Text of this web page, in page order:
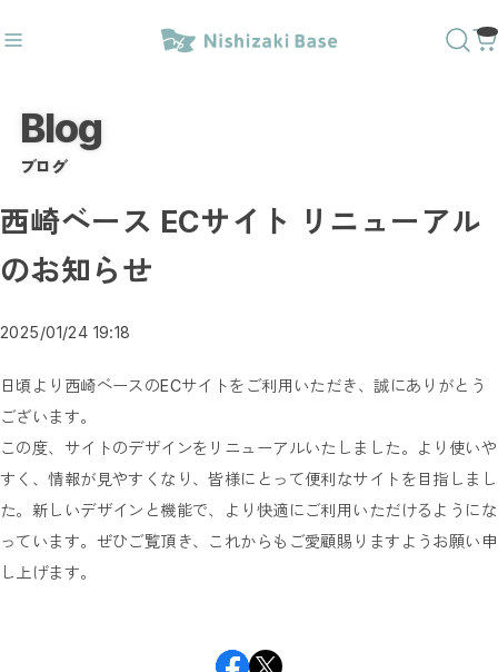
〇✕ #ダウンライトキャップ
おすすめキーワード
#トイレサイン #番号 #突出し #壁付
#トイレ〇✕
人気20商品
1way突出しサイン
3way突出しサイン
壁付サイン
文字ベースデザイン
トイレサイン／屋内
突き出しサイン／屋内
1Wayサイン（送料無料）
3Wayサイン（送料無料）
書いて消せるサイン（送料無料）
Blog
ブログ
西崎ベース ECサイト リニューアル
のお知らせ
2025/01/24 19:18
日頃より西崎ベースのECサイトをご利用いただき、誠にありがとう
ございます。
この度、サイトのデザインをリニューアルいたしました。より使いや
すく、情報が見やすくなり、皆様にとって便利なサイトを目指しまし
た。新しいデザインと機能で、より快適にご利用いただけるようにな
っています。ぜひご覧頂き、これからもご愛顧賜りますようお願い申
し上げます。